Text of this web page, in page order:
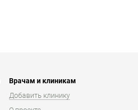
Врачам и клиникам
Добавить клинику